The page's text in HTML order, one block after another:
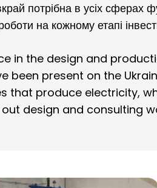
потрібна в усіх сферах
на кожному етапі
in the design and
present on the
that produce electricity,
design and consulting